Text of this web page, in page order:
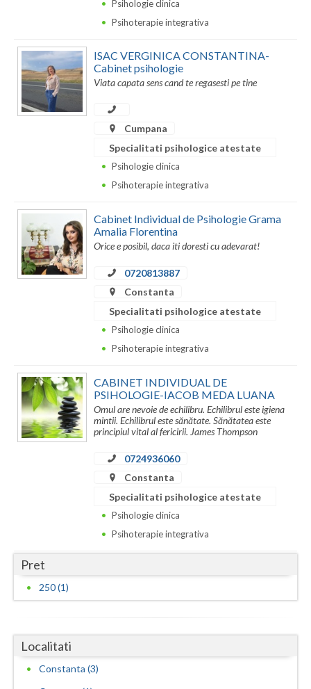
Dolj
Galati
Hunedoara
Ialomita
Iasi
Mures
Neamt
Olt
Suceava
Teleorman
Tulcea
Psihologie clinica
Psihoterapie integrativa
ISAC VERGINICA CONSTANTINA-
Cabinet psihologie
Viata capata sens cand te regasesti pe tine
Cumpana
Specialitati psihologice atestate
Psihologie clinica
Psihoterapie integrativa
Cabinet Individual de Psihologie Grama
Amalia Florentina
Orice e posibil, daca iti doresti cu adevarat!
0720813887
Constanta
Specialitati psihologice atestate
Psihologie clinica
Psihoterapie integrativa
CABINET INDIVIDUAL DE
PSIHOLOGIE-IACOB MEDA LUANA
Omul are nevoie de echilibru. Echilibrul este igiena
mintii. Echilibrul este sănătate. Sănătatea este
principiul vital al fericirii. James Thompson
0724936060
Constanta
Specialitati psihologice atestate
Psihologie clinica
Psihoterapie integrativa
Pret
250 (1)
Localitati
Constanta (3)